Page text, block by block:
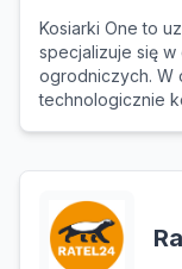
Kosiarki One to
specjalizuje się
ogrodniczych. W
technologicznie